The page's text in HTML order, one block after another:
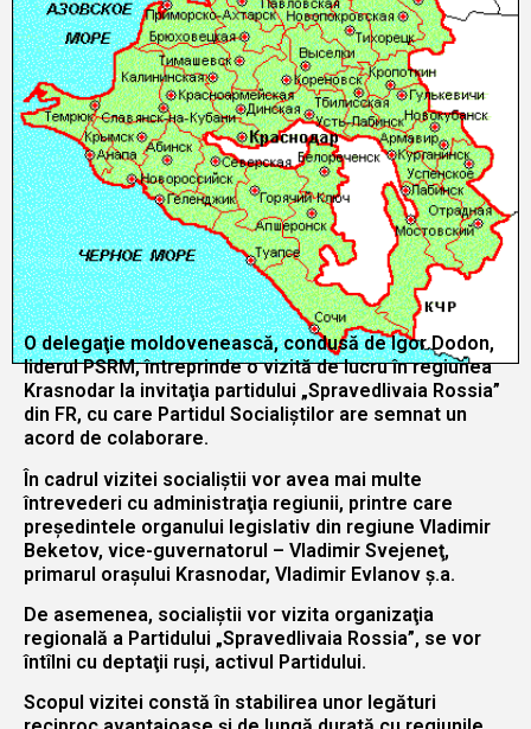
O delegaţie moldovenească, condusă de Igor Dodon,
liderul PSRM, întreprinde o vizită de lucru în regiunea
Krasnodar la invitaţia partidului „Spravedlivaia Rossia”
din FR, cu care Partidul Socialiştilor are semnat un
acord de colaborare.
În cadrul vizitei socialiştii vor avea mai multe
întrevederi cu administraţia regiunii, printre care
preşedintele organului legislativ din regiune Vladimir
Beketov, vice-guvernatorul – Vladimir Svejeneţ,
primarul oraşului Krasnodar, Vladimir Evlanov ş.a.
De asemenea, socialiştii vor vizita organizaţia
regională a Partidului „Spravedlivaia Rossia”, se vor
întîlni cu deptaţii ruşi, activul Partidului.
Scopul vizitei constă în stabilirea unor legături